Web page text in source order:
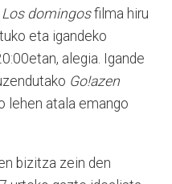
Los domingosfilma hiru
eta igandeko
alegia. Igande
Go!azen
lehen atala emango
bizitza zein den